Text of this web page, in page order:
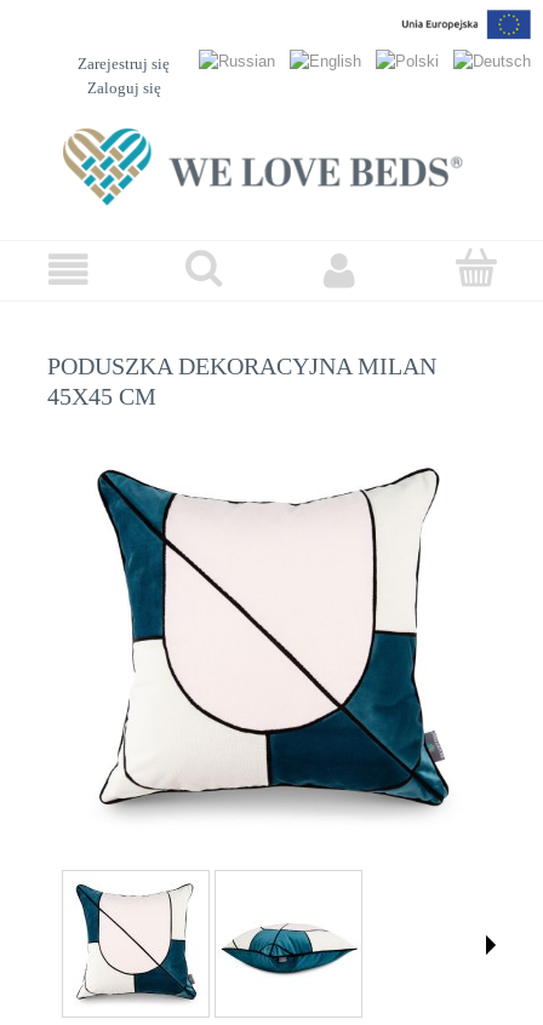
Zarejestruj się
Zaloguj się
PODUSZKA DEKORACYJNA MILAN
45X45 CM